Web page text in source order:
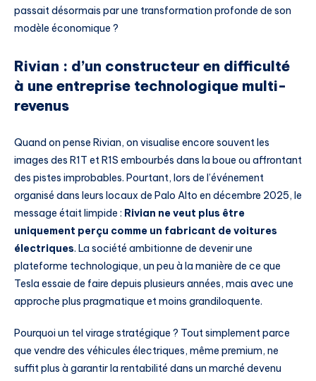
passait désormais par une transformation profonde de son
modèle économique ?
Rivian : d’un constructeur en difficulté
à une entreprise technologique multi-
revenus
Quand on pense Rivian, on visualise encore souvent les
images des R1T et R1S embourbés dans la boue ou affrontant
des pistes improbables. Pourtant, lors de l’événement
organisé dans leurs locaux de Palo Alto en décembre 2025, le
message était limpide : Rivian ne veut plus être
uniquement perçu comme un fabricant de voitures
électriques. La société ambitionne de devenir une
plateforme technologique, un peu à la manière de ce que
Tesla essaie de faire depuis plusieurs années, mais avec une
approche plus pragmatique et moins grandiloquente.
Pourquoi un tel virage stratégique ? Tout simplement parce
que vendre des véhicules électriques, même premium, ne
suffit plus à garantir la rentabilité dans un marché devenu